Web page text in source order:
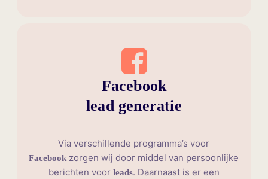
Facebook
lead generatie
Via verschillende programma’s voor
Facebookzorgen wij door middel van persoonlijke
berichten voor leads. Daarnaast is er een